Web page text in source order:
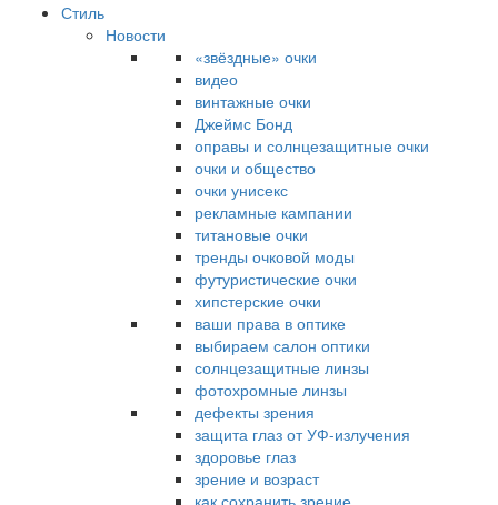
Стиль
Новости
«звёздные» очки
видео
винтажные очки
Джеймс Бонд
оправы и солнцезащитные очки
очки и общество
очки унисекс
рекламные кампании
титановые очки
тренды очковой моды
футуристические очки
хипстерские очки
ваши права в оптике
выбираем салон оптики
солнцезащитные линзы
фотохромные линзы
дефекты зрения
защита глаз от УФ-излучения
здоровье глаз
зрение и возраст